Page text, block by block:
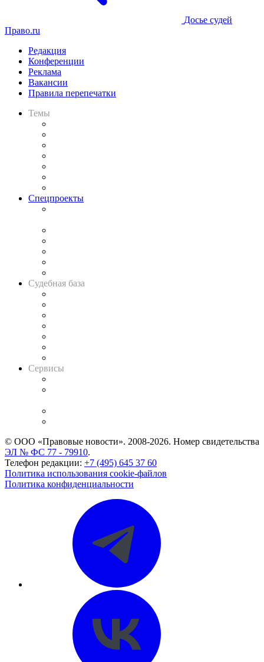
Досье судей
Право.ru
Редакция
Конференции
Реклама
Вакансии
Правила перепечатки
Темы
Спецпроекты
Судебная база
Сервисы
© ООО «Правовые новости». 2008-2026. Номер свидетельства
ЭЛ № ФС 77 - 79910.
Телефон редакции: +7 (495) 645 37 60
Политика использования cookie-файлов
Политика конфиденциальности